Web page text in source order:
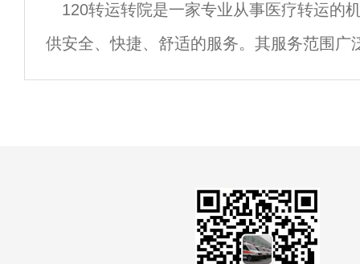
健康问题有时会突然降临。为了能够更好地
120转运转院是一家专业从事医疗转运的
供安全、快捷、舒适的服务。其服务范围广
援、医院转运、医护陪护等多种服务，深受